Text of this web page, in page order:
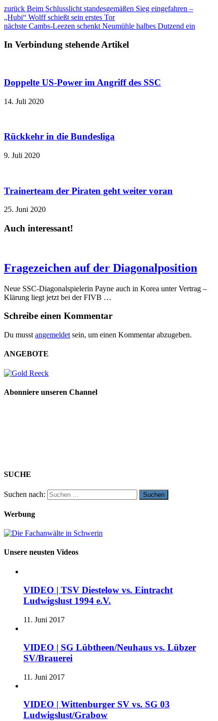
zurück Beim Schlusslicht standesgemäßen Sieg eingefahren –
„Hubi“ Wolff schießt sein erstes Tor
nächste Cambs-Leezen schenkt Neumühle halbes Dutzend ein
In Verbindung stehende Artikel
Doppelte US-Power im Angriff des SSC
14. Juli 2020
Rückkehr in die Bundesliga
9. Juli 2020
Trainerteam der Piraten geht weiter voran
25. Juni 2020
Auch interessant!
Fragezeichen auf der Diagonalposition
Neue SSC-Diagonalspielerin Payne auch in Korea unter Vertrag –
Klärung liegt jetzt bei der FIVB …
Schreibe einen Kommentar
Du musst angemeldet sein, um einen Kommentar abzugeben.
ANGEBOTE
Abonniere unseren Channel
SUCHE
Suchen nach:
Werbung
Unsere neusten Videos
VIDEO | TSV Diestelow vs. Eintracht
Ludwigslust 1994 e.V.
11. Juni 2017
VIDEO | SG Lübtheen/Neuhaus vs. Lübzer
SV/Brauerei
11. Juni 2017
VIDEO | Wittenburger SV vs. SG 03
Ludwigslust/Grabow